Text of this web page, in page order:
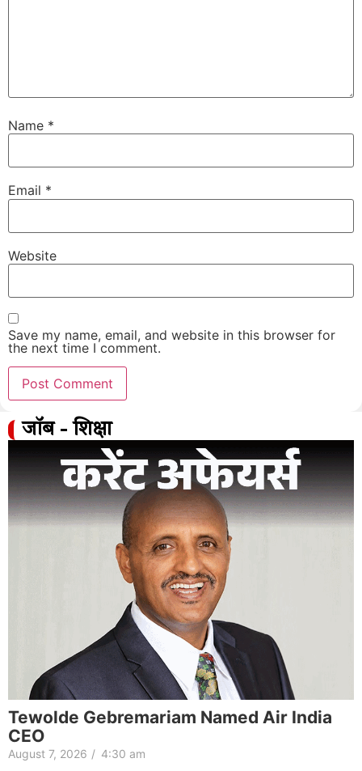
Name *
Email *
Website
Save my name, email, and website in this browser for
the next time I comment.
जॉब - शिक्षा
Tewolde Gebremariam Named Air India
CEO
August 7, 2026 / 4:30 am